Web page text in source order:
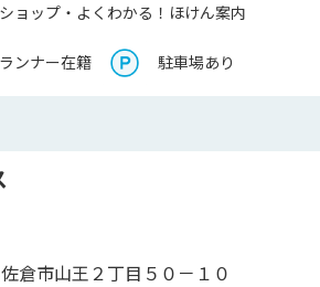
ョップ・よくわかる！ほけん案内
ンナー在籍 駐車場あり
倉市山王２丁目５０－１０